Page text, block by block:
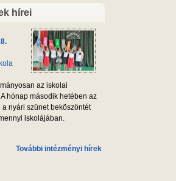
hírei
az iskolai
hónap második hetében az
nyári szünet beköszöntét
iskolájában.
További intézményi hírek